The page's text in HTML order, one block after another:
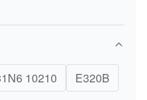
10210
E320B